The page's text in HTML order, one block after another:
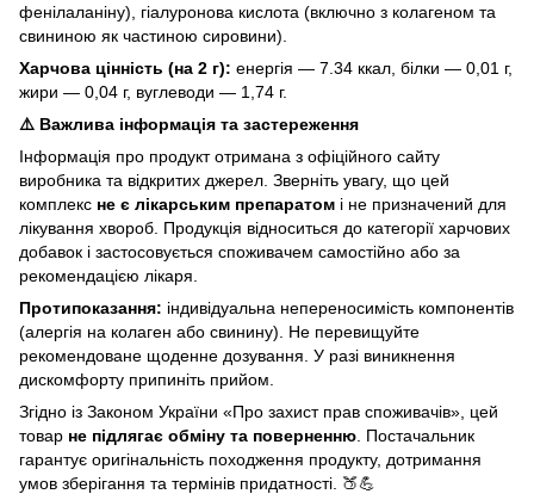
фенілаланіну), гіалуронова кислота (включно з колагеном та
свининою як частиною сировини).
Харчова цінність (на 2 г): енергія — 7.34 ккал, білки — 0,01 г,
жири — 0,04 г, вуглеводи — 1,74 г.
⚠️ Важлива інформація та застереження
Інформація про продукт отримана з офіційного сайту
виробника та відкритих джерел. Зверніть увагу, що цей
комплекс не є лікарським препаратом і не призначений для
лікування хвороб. Продукція відноситься до категорії харчових
добавок і застосовується споживачем самостійно або за
рекомендацією лікаря.
Протипоказання: індивідуальна непереносимість компонентів
(алергія на колаген або свинину). Не перевищуйте
рекомендоване щоденне дозування. У разі виникнення
дискомфорту припиніть прийом.
Згідно із Законом України «Про захист прав споживачів», цей
товар не підлягає обміну та поверненню . Постачальник
гарантує оригінальність походження продукту, дотримання
умов зберігання та термінів придатності. 🍑💪